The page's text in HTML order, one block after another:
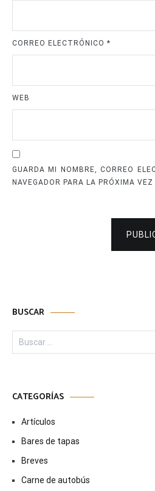
CORREO ELECTRÓNICO *
WEB
GUARDA MI NOMBRE, CORREO
NAVEGADOR PARA LA PRÓXIMA
BUSCAR
Buscar:
CATEGORÍAS
Artículos
Bares de tapas
Breves
Carne de autobús